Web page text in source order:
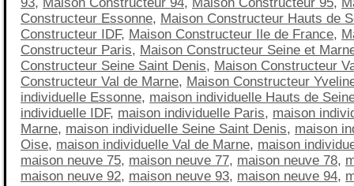
Constructeur Essonne, Maison Constructeur Hauts de
Constructeur IDF, Maison Constructeur Ile de France,
Constructeur Paris, Maison Constructeur Seine et
Constructeur Seine Saint Denis, Maison Constructeur
Constructeur Val de Marne, Maison Constructeur
individuelle Essonne, maison individuelle Hauts de
individuelle IDF, maison individuelle Paris, maison
Marne, maison individuelle Seine Saint Denis, maison
Oise, maison individuelle Val de Marne, maison
maison neuve 75, maison neuve 77, maison neuve 78,
maison neuve 92, maison neuve 93, maison neuve 94,